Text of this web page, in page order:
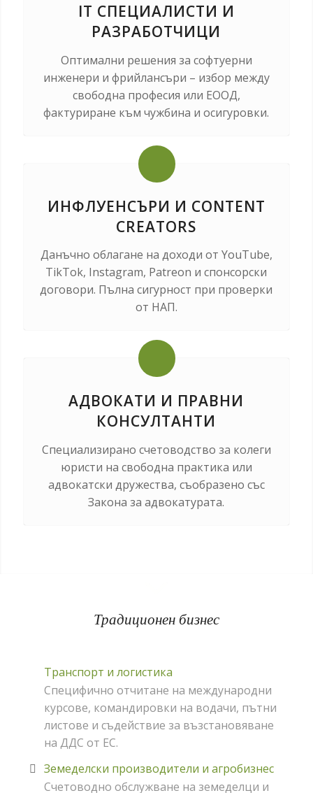
IT СПЕЦИАЛИСТИ И
РАЗРАБОТЧИЦИ
Оптимални решения за софтуерни
инженери и фрийлансъри – избор между
свободна професия или ЕООД,
фактуриране към чужбина и осигуровки.
ИНФЛУЕНСЪРИ И CONTENT
CREATORS
Данъчно облагане на доходи от YouTube,
TikTok, Instagram, Patreon и спонсорски
договори. Пълна сигурност при проверки
от НАП.
АДВОКАТИ И ПРАВНИ
КОНСУЛТАНТИ
Специализирано счетоводство за колеги
юристи на свободна практика или
адвокатски дружества, съобразено със
Закона за адвокатурата.
Традиционен бизнес
Транспорт и логистика
Специфично отчитане на международни
курсове, командировки на водачи, пътни
листове и съдействие за възстановяване
на ДДС от ЕС.
Земеделски производители и агробизнес
Счетоводно обслужване на земеделци и